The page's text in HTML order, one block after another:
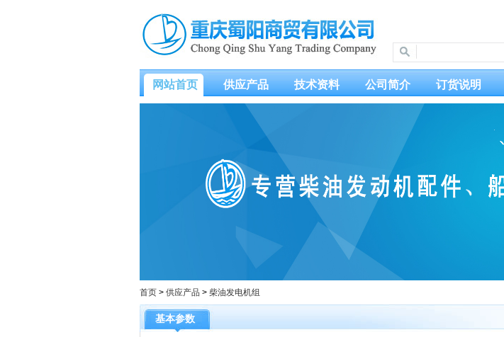
网站首页 供应产品 技术资料 公司简介 订货说明
首页 > 供应产品 > 柴油发电机组
基本参数